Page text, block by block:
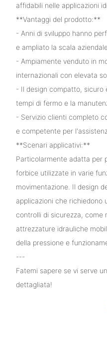
affidabili nelle applicazioni
**Vantaggi del prodotto:**
- Anni di sviluppo hanno
e ampliato la scala
- Ampiamente venduto in
internazionali con elevata
- Il design compatto, sicuro
tempi di fermo e la
- Servizio clienti completo
e competente per
**Scenari applicativi:**
Particolarmente adatta per
forbice utilizzate in varie
movimentazione. Il design
applicazioni che richiedono
controlli di sicurezza, come
attrezzature idrauliche
della pressione e
---
Fatemi sapere se vi serve
dettagliata!